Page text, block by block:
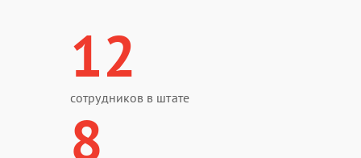
12
сотрудников в штате
8